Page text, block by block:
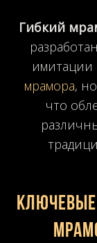
Гибкий
мрамора,
что